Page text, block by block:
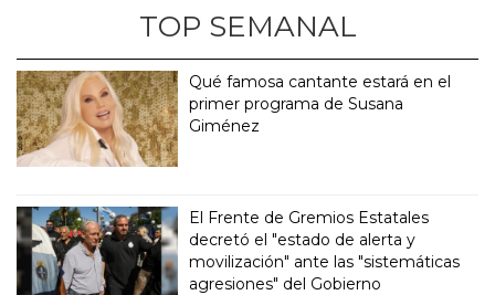
TOP SEMANAL
Qué famosa cantante estará en el
primer programa de Susana
Giménez
El Frente de Gremios Estatales
decretó el "estado de alerta y
movilización" ante las "sistemáticas
agresiones" del Gobierno